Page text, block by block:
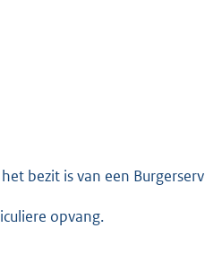
bezit is van een
opvang.